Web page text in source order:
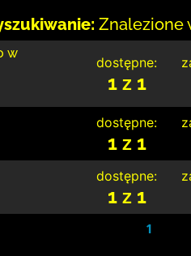
Znalezione
w
dostępne:
1 z 1
dostępne:
1 z 1
dostępne:
1 z 1
1